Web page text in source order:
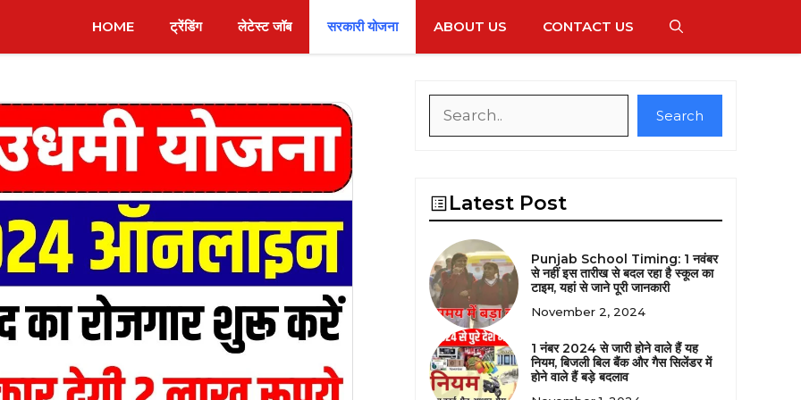
HOME ट्रेंडिंग लेटेस्ट जॉब सरकारी योजना ABOUT US CONTACT US
Search
Latest Post
Punjab School Timing: 1 नवंबर
से नहीं इस तारीख से बदल रहा है स्कूल का
टाइम, यहां से जाने पूरी जानकारी
November 2, 2024
1 नंबर 2024 से जारी होने वाले हैं यह
नियम, बिजली बिल बैंक और गैस सिलेंडर में
होने वाले हैं बड़े बदलाव